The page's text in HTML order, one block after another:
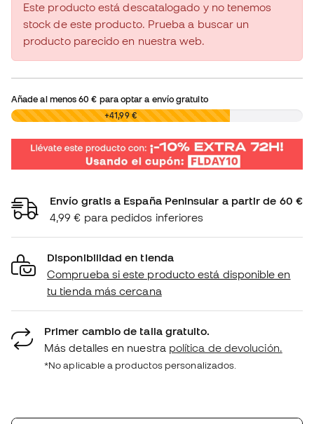
Este producto está descatalogado y no tenemos
stock de este producto. Prueba a buscar un
producto parecido en nuestra web.
Añade al menos60 € para optar a envío gratuito
0,00 € +41,99 €
Envío gratis a España Peninsular a partir de 60 €
4,99 € para pedidos inferiores
Disponibilidad en tienda
Comprueba si este producto está disponible en
tu tienda más cercana
Primer cambio de talla gratuito.
Más detalles en nuestra política de devolución.
*No aplicable a productos personalizados.